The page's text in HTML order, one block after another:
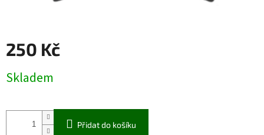
250 Kč
cena:
Skladem
Přidat do košíku